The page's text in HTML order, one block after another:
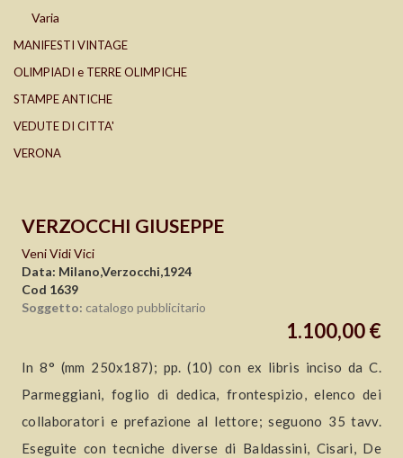
Varia
MANIFESTI VINTAGE
OLIMPIADI e TERRE OLIMPICHE
STAMPE ANTICHE
VEDUTE DI CITTA'
VERONA
VERZOCCHI GIUSEPPE
Veni Vidi Vici
Data: Milano,Verzocchi,1924
Cod 1639
Soggetto: catalogo pubblicitario
1.100,00 €
In 8° (mm 250x187); pp. (10) con ex libris inciso da C.
Parmeggiani, foglio di dedica, frontespizio, elenco dei
collaboratori e prefazione al lettore; seguono 35 tavv.
Eseguite con tecniche diverse di Baldassini, Cisari, De